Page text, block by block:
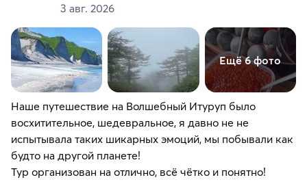
3 авг. 2026
Ещё 6 фото
Наше путешествие на Волшебный Итуруп было
восхитительное, шедевральное, я давно не не
испытывала таких шикарных эмоций, мы побывали как
будто на другой планете!
Тур организован на отлично, всё чётко и понятно!